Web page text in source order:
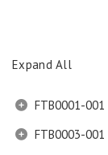
Expand All
FTB0001-
FTB0003-